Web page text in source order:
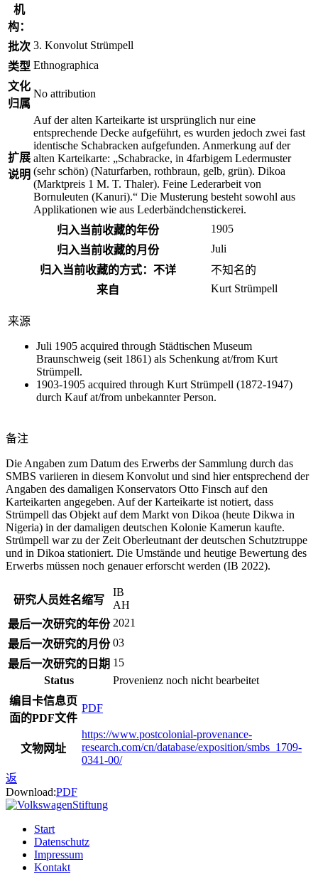
机
构：
批次 3. Konvolut Strümpell
类型 Ethnographica
文化
归属
No attribution
扩展
说明
Auf der alten Karteikarte ist ursprünglich nur eine
entsprechende Decke aufgeführt, es wurden jedoch zwei fast
identische Schabracken aufgefunden. Anmerkung auf der
alten Karteikarte: „Schabracke, in 4farbigem Ledermuster
(sehr schön) (Naturfarben, rothbraun, gelb, grün). Dikoa
(Marktpreis 1 M. T. Thaler). Feine Lederarbeit von
Bornuleuten (Kanuri).“ Die Musterung besteht sowohl aus
Applikationen wie aus Lederbändchenstickerei.
归入当前收藏的年份
1905
归入当前收藏的月份
Juli
归入当前收藏的方式：不详
不​知名​的
来自
Kurt Strümpell
来源
Juli 1905 acquired through Städtischen Museum
Braunschweig (seit 1861) als Schenkung at/from Kurt
Strümpell.
1903-1905 acquired through Kurt Strümpell (1872-1947)
durch Kauf at/from unbekannter Person.
备注
Die Angaben zum Datum des Erwerbs der Sammlung durch das
SMBS variieren in diesem Konvolut und sind hier entsprechend der
Angaben des damaligen Konservators Otto Finsch auf den
Karteikarten angegeben. Auf der Karteikarte ist notiert, dass
Strümpell das Objekt auf dem Markt von Dikoa (heute Dikwa in
Nigeria) in der damaligen deutschen Kolonie Kamerun kaufte.
Strümpell war zu der Zeit Oberleutnant der deutschen Schutztruppe
und in Dikoa stationiert. Die Umstände und heutige Bewertung des
Erwerbs müssen noch genauer erforscht werden (IB 2022).
研究人员姓名缩写
IB
AH
最后一次研究的年份 2021
最后一次研究的月份 03
最后一次研究的日期 15
Status
Provenienz noch nicht bearbeitet
编目卡信息页
面的PDF文件
PDF
文物网址
https://www.postcolonial-provenance-
research.com/cn/database/exposition/smbs_1709-
0341-00/
返
Download:PDF
Start
Datenschutz
Impressum
Kontakt